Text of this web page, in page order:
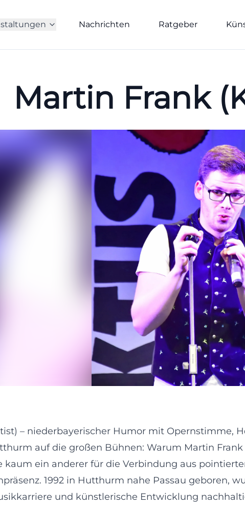
Nachrichten Ratgeber
Martin Frank
– niederbayerischer Humor mit Opernstimme,
auf die großen Bühnen: Warum Martin
kaum ein anderer für die Verbindung aus
1992 in Hutthurm nahe Passau geboren,
und künstlerische Entwicklung